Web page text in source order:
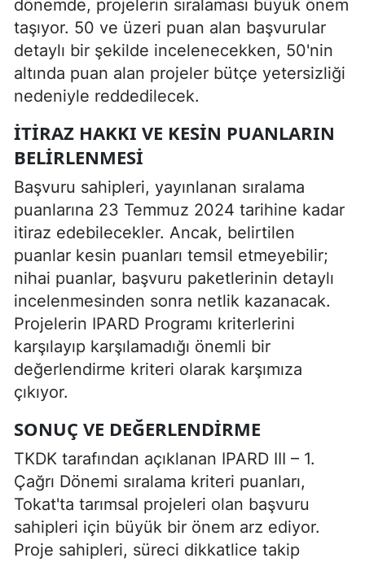
dönemde, projelerin sıralaması büyük önem
taşıyor. 50 ve üzeri puan alan başvurular
detaylı bir şekilde incelenecekken, 50'nin
altında puan alan projeler bütçe yetersizliği
nedeniyle reddedilecek.
İTIRAZ HAKKI VE KESIN PUANLARIN
BELIRLENMESI
Başvuru sahipleri, yayınlanan sıralama
puanlarına 23 Temmuz 2024 tarihine kadar
itiraz edebilecekler. Ancak, belirtilen
puanlar kesin puanları temsil etmeyebilir;
nihai puanlar, başvuru paketlerinin detaylı
incelenmesinden sonra netlik kazanacak.
Projelerin IPARD Programı kriterlerini
karşılayıp karşılamadığı önemli bir
değerlendirme kriteri olarak karşımıza
çıkıyor.
SONUÇ VE DEĞERLENDIRME
TKDK tarafından açıklanan IPARD III – 1.
Çağrı Dönemi sıralama kriteri puanları,
Tokat'ta tarımsal projeleri olan başvuru
sahipleri için büyük bir önem arz ediyor.
Proje sahipleri, süreci dikkatlice takip